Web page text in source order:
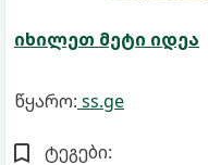
იხილეთ მეტი იდეა
წყარო: ss.ge
ტეგები: